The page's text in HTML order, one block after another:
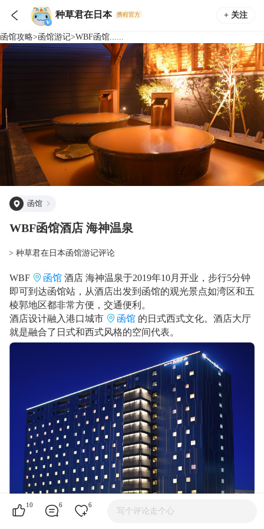
 种草君在日本 携程官方 + 关注
函馆攻略>函馆游记>WBF函馆......
函馆
WBF函馆酒店 海神温泉
> 种草君在日本函馆游记评论
WBF 函馆 酒店 海神温泉于2019年10月开业，步行5分钟
即可到达函馆站，从酒店出发到函馆的观光景点如湾区和五
棱郭地区都非常方便，交通便利。
酒店设计融入港口城市
函馆 的日式西式文化。酒店大厅
就是融合了日式和西式风格的空间代表。
10 6 6
写个评论走个心